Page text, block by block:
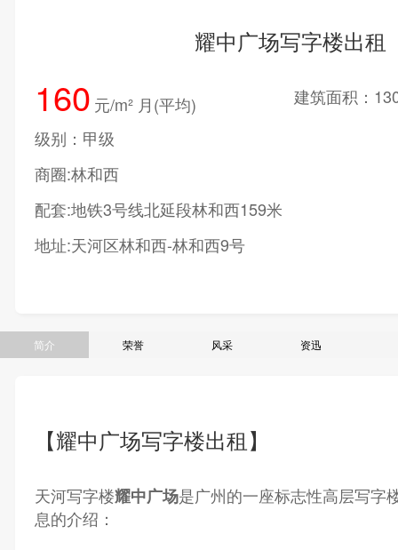
耀中广场写字楼出租
160 元/m² 月(平均)
建筑面积：
级别：甲级
商圈:林和西
配套:地铁3号线北延段林和西159米
地址:天河区林和西-林和西9号
简介 荣誉 风采 资迅
【耀中广场写字楼出租】
天河写字楼耀中广场是广州的一座标志性高层写字
息的介绍：